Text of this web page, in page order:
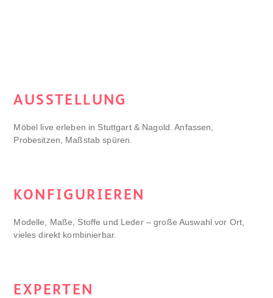
AUSSTELLUNG
Möbel live erleben in Stuttgart & Nagold. Anfassen,
Probesitzen, Maßstab spüren.
KONFIGURIEREN
Modelle, Maße, Stoffe und Leder – große Auswahl vor Ort,
vieles direkt kombinierbar.
EXPERTEN